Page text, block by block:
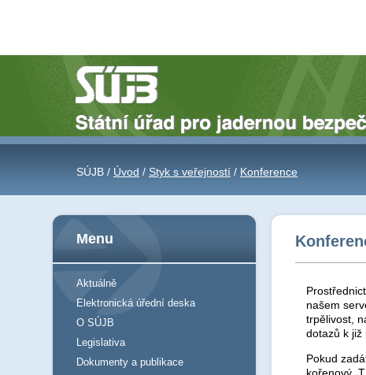
SÚJB / Úvod / Styk s veřejností / Konference
našem
trpělivost,
dotazů k již
Pokud
Menu
Aktuálně
Elektronická úřední deska
O SÚJB
Legislativa
Dokumenty a publikace